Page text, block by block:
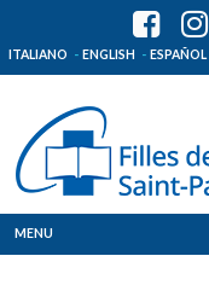
ITALIANO ENGLISH ESPAÑOL
MENU